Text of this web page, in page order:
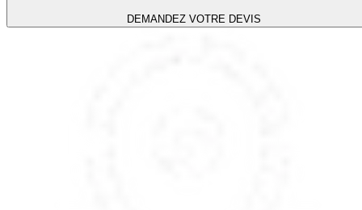
DEMANDEZ VOTRE DEVIS